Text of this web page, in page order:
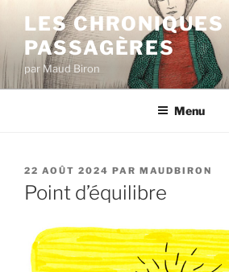
contenu
principal
LES CHRONIQUES
PASSAGÈRES
par Maud Biron
Menu
PUBLIÉ
LE
22 AOÛT 2024 PAR MAUDBIRON
Point d’équilibre